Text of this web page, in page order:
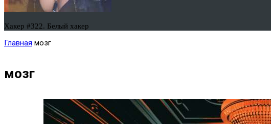
Хакер #322. Белый хакер
Главная мозг
мозг